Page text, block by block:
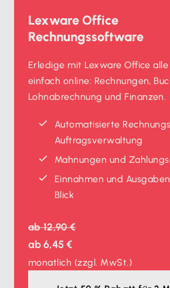
Lexware Office
Rechnungssoftware
Erledige mit Lexware Office
einfach online: Rechnungen,
Lohnabrechnung und Finanzen.
Automatisierte
Auftragsverwaltung
Mahnungen und
Einnahmen und
Blick
ab12,90 €
ab6,45 €
monatlich (zzgl. MwSt.)